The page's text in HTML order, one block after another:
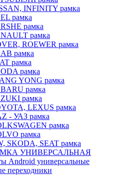
INFINITY рамка
рамка
рамка
рамка
ROEWER рамка
рамка
рамка
рамка
YONG рамка
рамка
рамка
LEXUS рамка
- УАЗ рамка
рамка
рамка
SKODA, SEAT рамка
УНИВЕРСАЛЬНАЯ
Android универсальные
переходники